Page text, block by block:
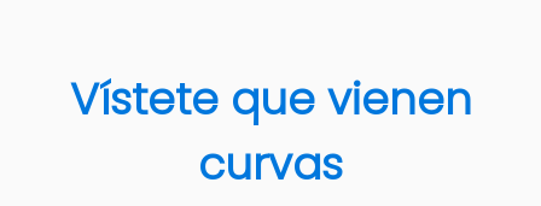
Vístete que vienen
curvas